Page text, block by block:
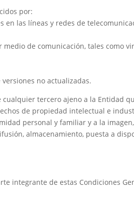
por:
en las líneas y redes de
de comunicación, tales como
no actualizadas.
tercero ajeno a la Entidad
de propiedad intelectual e
personal y familiar y a la
almacenamiento, puesta a
integrante de estas Condiciones